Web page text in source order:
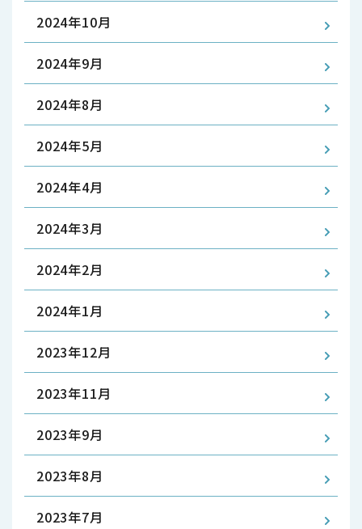
2024年10月
2024年9月
2024年8月
2024年5月
2024年4月
2024年3月
2024年2月
2024年1月
2023年12月
2023年11月
2023年9月
2023年8月
2023年7月